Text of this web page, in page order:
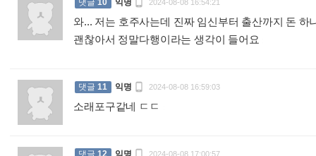
댓글 10 익명  2024-08-08 16:54:21
와... 저는 호주사는데 진짜 임신부터 출산까지 돈
괜찮아서 정말다행이라는 생각이 들어요
댓글 11 익명  2024-08-08 16:59:03
소래포구같네 ㄷㄷ
댓글 12 익명 2024-08-08 17:00:57